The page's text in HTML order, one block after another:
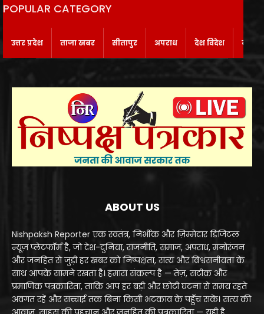
POPULAR CATEGORY
उत्तर प्रदेश ताजा खबर सीतापुर अपराध देश विदेश
ABOUT US
Nishpaksh Reporter एक स्वतंत्र, निर्भीक और ज़िम्मेदार डिजिटल
न्यूज़ प्लेटफॉर्म है, जो देश-दुनिया, राजनीति, समाज, अपराध, मनोरंजन
और जनहित से जुड़ी हर खबर को निष्पक्षता, सत्य और विश्वसनीयता के
साथ आपके सामने रखता है। हमारा संकल्प है — तेज़, सटीक और
प्रमाणिक पत्रकारिता, ताकि आप हर बड़ी और छोटी घटना से समय रहते
अवगत रहें और सच्चाई तक बिना किसी भटकाव के पहुँच सकें। सत्य की